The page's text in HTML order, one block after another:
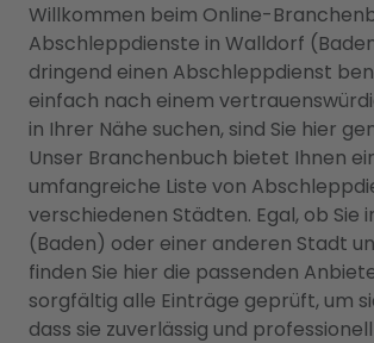
Willkommen beim Online-
Abschleppdienste in Walldorf
dringend einen Abschleppdienst
einfach nach einem
in Ihrer Nähe suchen, sind Sie hier
Unser Branchenbuch bietet Ihnen
umfangreiche Liste von
verschiedenen Städten. Egal, ob Sie
(Baden) oder einer anderen Stadt
finden Sie hier die passenden
sorgfältig alle Einträge geprüft, um
dass sie zuverlässig und